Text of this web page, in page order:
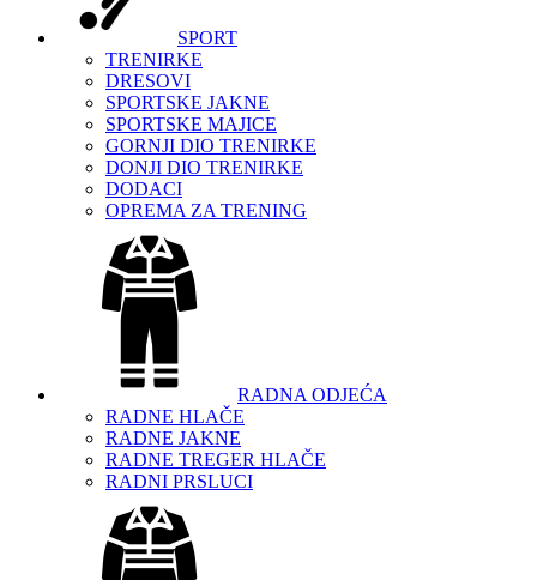
SPORT
TRENIRKE
DRESOVI
SPORTSKE JAKNE
SPORTSKE MAJICE
GORNJI DIO TRENIRKE
DONJI DIO TRENIRKE
DODACI
OPREMA ZA TRENING
RADNA ODJEĆA
RADNE HLAČE
RADNE JAKNE
RADNE TREGER HLAČE
RADNI PRSLUCI